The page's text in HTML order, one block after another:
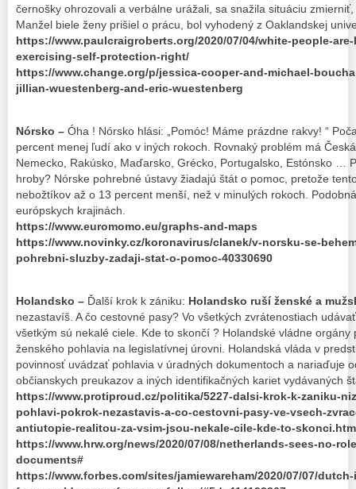
černošky ohrozovali a verbálne urážali, sa snažila situáciu
Manžel biele ženy prišiel o prácu, bol vyhodený z Oaklandskej
https://www.paulcraigroberts.org/2020/07/04/white-people-
exercising-self-protection-right/
https://www.change.org/p/jessica-cooper-and-michael-
jillian-wuestenberg-and-eric-wuestenberg
Nórsko – Óha ! Nórsko hlási: „Pomóc! Máme prázdne rakvy! “
percent menej ľudí ako v iných rokoch. Rovnaký problém má
Nemecko, Rakúsko, Maďarsko, Grécko, Portugalsko, Estónsko …
hroby? Nórske pohrebné ústavy žiadajú štát o pomoc, pretože
nebožtíkov až o 13 percent menší, než v minulých rokoch.
európskych krajinách.
https://www.euromomo.eu/graphs-and-maps
https://www.novinky.cz/koronavirus/clanek/v-norsku-se-
pohrebni-sluzby-zadaji-stat-o-pomoc-40330690
Holandsko – Ďalší krok k zániku: Holandsko ruší ženské a
nezastavíš. A čo cestovné pasy? Vo všetkých zvrátenostiach
všetkým sú nekalé ciele. Kde to skončí ? Holandské vládne
ženského pohlavia na legislatívnej úrovni. Holandská vláda v
povinnosť uvádzať pohlavia v úradných dokumentoch a nariaďuje
občianskych preukazov a iných identifikačných kariet vydávaných
https://www.protiproud.cz/politika/5227-dalsi-krok-k-zaniku-
pohlavi-pokrok-nezastavis-a-co-cestovni-pasy-ve-vsech-
antiutopie-realitou-za-vsim-jsou-nekale-cile-kde-to-skonci.htm
https://www.hrw.org/news/2020/07/08/netherlands-sees-no-
documents#
https://www.forbes.com/sites/jamiewareham/2020/07/07/